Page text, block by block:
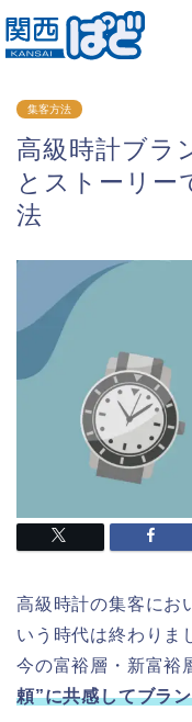
集客方法
高級時計ブラ
とストーリー
法
高級時計の集客にお
いう時代は終わりま
今の富裕層・新富裕
頼”に共感してブラ